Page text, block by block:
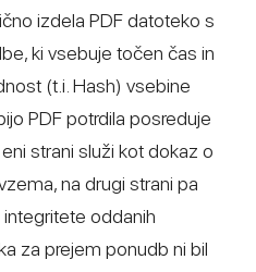
izdela PDF datoteko s
ki vsebuje točen čas in
(t.i. Hash) vsebine
PDF potrdila posreduje
strani služi kot dokaz o
na drugi strani pa
oddanih
za prejem ponudb ni bil